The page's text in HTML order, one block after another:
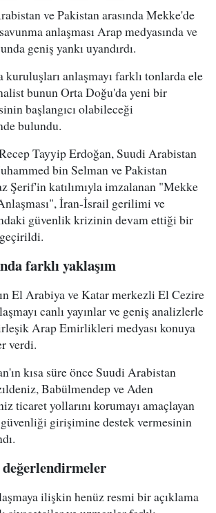
ve Pakistan arasında Mekke'de
anlaşması Arap medyasında ve
geniş yankı uyandırdı.
anlaşmayı farklı tonlarda ele
bunun Orta Doğu'da yeni bir
başlangıcı olabileceği
bulundu.
Tayyip Erdoğan, Suudi Arabistan
bin Selman ve Pakistan
Şerif'in katılımıyla imzalanan "Mekke
İran-İsrail gerilimi ve
güvenlik krizinin devam ettiği bir
farklı yaklaşım
El Arabiya ve Katar merkezli El Cezire
canlı yayınlar ve geniş analizlerle
Arap Emirlikleri medyası konuya
verdi.
kısa süre önce Suudi Arabistan
Babülmendep ve Aden
ticaret yollarını korumayı amaçlayan
girişimine destek vermesinin
ilişkin henüz resmi bir açıklama